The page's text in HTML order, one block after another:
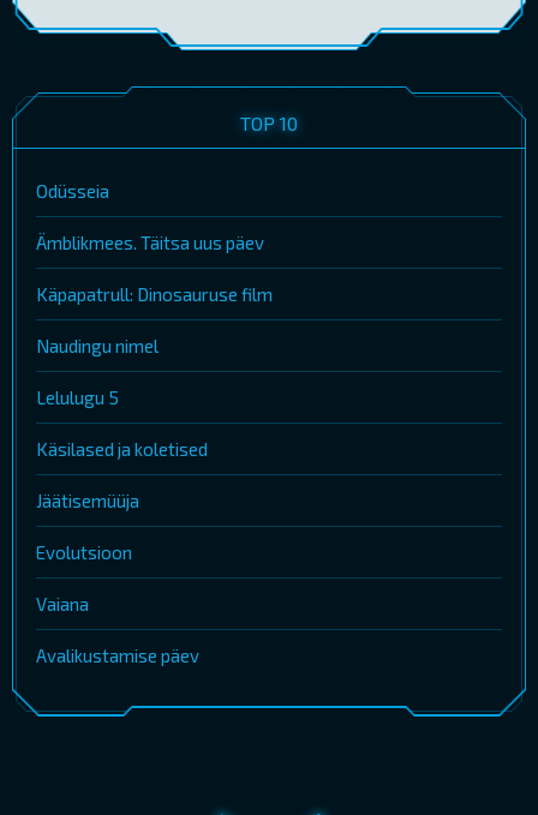
TOP 10
Odüsseia
Ämblikmees. Täitsa uus päev
Käpapatrull: Dinosauruse film
Naudingu nimel
Lelulugu 5
Käsilased ja koletised
Jäätisemüüja
Evolutsioon
Vaiana
Avalikustamise päev